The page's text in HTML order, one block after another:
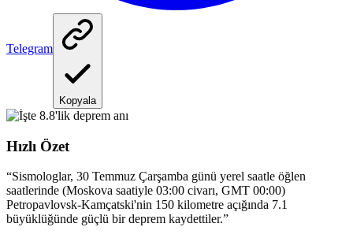
Telegram
Kopyala
Hızlı Özet
“Sismologlar, 30 Temmuz Çarşamba günü yerel saatle öğlen
saatlerinde (Moskova saatiyle 03:00 civarı, GMT 00:00)
Petropavlovsk-Kamçatski'nin 150 kilometre açığında 7.1
büyüklüğünde güçlü bir deprem kaydettiler.”